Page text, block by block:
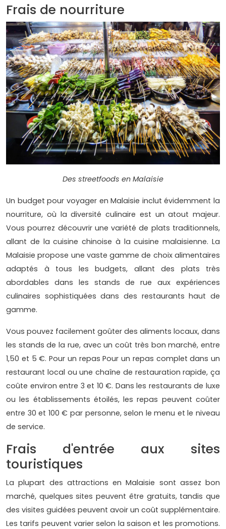
Frais de nourriture
Des streetfoods en Malaisie
Un budget pour voyager en Malaisie inclut évidemment la
nourriture, où la diversité culinaire est un atout majeur.
Vous pourrez découvrir une variété de plats traditionnels,
allant de la cuisine chinoise à la cuisine malaisienne. La
Malaisie propose une vaste gamme de choix alimentaires
adaptés à tous les budgets, allant des plats très
abordables dans les stands de rue aux expériences
culinaires sophistiquées dans des restaurants haut de
gamme.
Vous pouvez facilement goûter des aliments locaux, dans
les stands de la rue, avec un coût très bon marché, entre
1,50 et 5 €. Pour un repas Pour un repas complet dans un
restaurant local ou une chaîne de restauration rapide, ça
coûte environ entre 3 et 10 €. Dans les restaurants de luxe
ou les établissements étoilés, les repas peuvent coûter
entre 30 et 100 € par personne, selon le menu et le niveau
de service.
Frais d'entrée aux sites
touristiques
La plupart des attractions en Malaisie sont assez bon
marché, quelques sites peuvent être gratuits, tandis que
des visites guidées peuvent avoir un coût supplémentaire.
Les tarifs peuvent varier selon la saison et les promotions.